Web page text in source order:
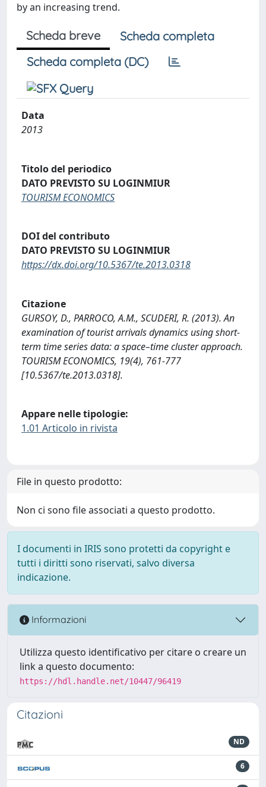
by an increasing trend.
Scheda breve
Scheda completa
Scheda completa (DC)
Data
2013
Titolo del periodico
DATO PREVISTO SU LOGINMIUR
TOURISM ECONOMICS
DOI del contributo
DATO PREVISTO SU LOGINMIUR
https://dx.doi.org/10.5367/te.2013.0318
Citazione
GURSOY, D., PARROCO, A.M., SCUDERI, R. (2013). An
examination of tourist arrivals dynamics using short-
term time series data: a space–time cluster approach.
TOURISM ECONOMICS, 19(4), 761-777
[10.5367/te.2013.0318].
Appare nelle tipologie:
1.01 Articolo in rivista
File in questo prodotto:
Non ci sono file associati a questo prodotto.
I documenti in IRIS sono protetti da copyright e
tutti i diritti sono riservati, salvo diversa
indicazione.
Informazioni
Utilizza questo identificativo per citare o creare un
link a questo documento:
https://hdl.handle.net/10447/96419
Citazioni
ND
6